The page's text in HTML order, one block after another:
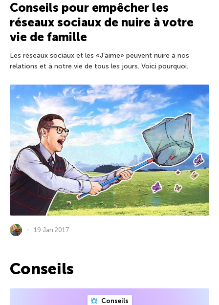
Conseils pour empêcher les
réseaux sociaux de nuire à votre
vie de famille
Les réseaux sociaux et les «J’aime» peuvent nuire à nos
relations et à notre vie de tous les jours. Voici pourquoi.
19 Jan 2017
Conseils
Conseils